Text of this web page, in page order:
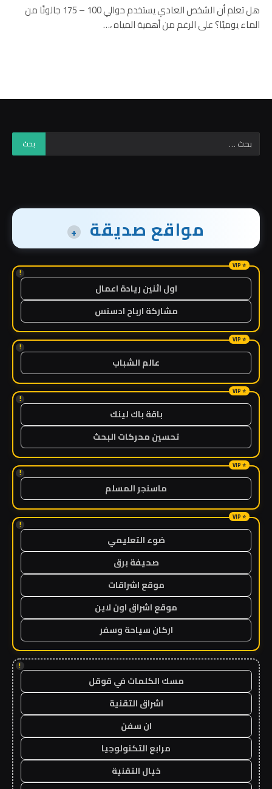
هل تعلم أن الشخص العادي يستخدم حوالي 100 – 175 جالونًا من
الماء يوميًا؟ على الرغم من أهمية المياه ،…
مواقع صديقة +
!
اول اثنين ريادة اعمال
مشاركة ارباح ادسنس
!
عالم الشباب
!
باقة باك لينك
تحسين محركات البحث
!
ماسنجر المسلم
!
ضوء التعليمي
صحيفة برق
موقع اشراقات
موقع اشراق اون لاين
اركان سياحة وسفر
!
مسك الكلمات في قوقل
اشراق التقنية
ان سفن
مرابع التكنولوجيا
خيال التقنية